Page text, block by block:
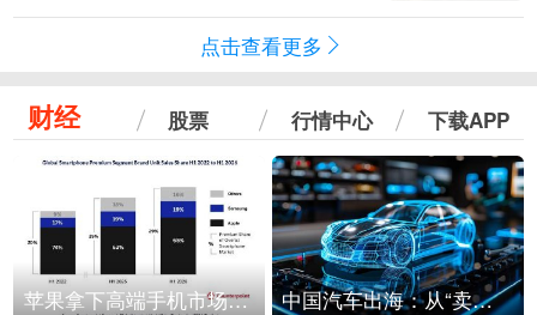
点击查看更多
财经 股票 行情中心 下载APP
苹果拿下高端手机市场65%的份额：iPhone 17系列功不可没 中国汽车出海：从“卖出去”到“走进去”